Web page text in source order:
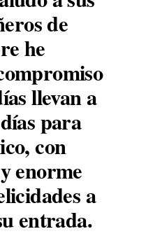
de
he
llevan a
para
con
enorme
a
entrada.